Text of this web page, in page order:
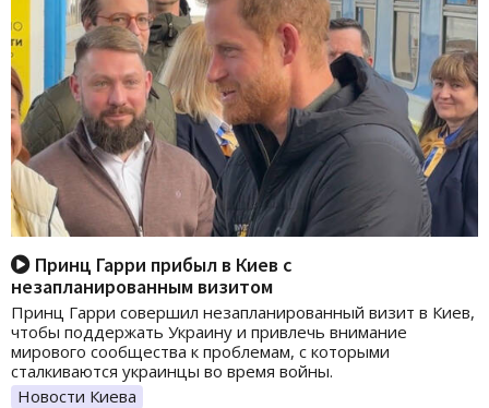
Принц Гарри прибыл в Киев с
незапланированным визитом
Принц Гарри совершил незапланированный визит в Киев,
чтобы поддержать Украину и привлечь внимание
мирового сообщества к проблемам, с которыми
сталкиваются украинцы во время войны.
Новости Киева